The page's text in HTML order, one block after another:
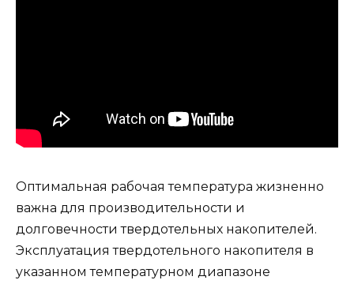
Оптимальная рабочая температура жизненно
важна для производительности и
долговечности твердотельных накопителей.
Эксплуатация твердотельного накопителя в
указанном температурном диапазоне